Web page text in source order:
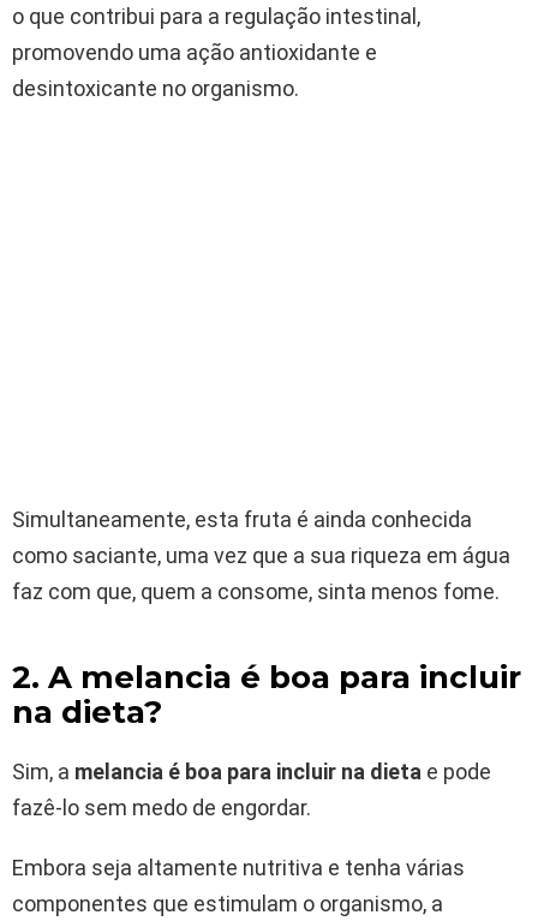
o que contribui para a regulação intestinal,
promovendo uma ação antioxidante e
desintoxicante no organismo.
Simultaneamente, esta fruta é ainda conhecida
como saciante, uma vez que a sua riqueza em água
faz com que, quem a consome, sinta menos fome.
2. A melancia é boa para incluir
na dieta?
Sim, a melancia é boa para incluir na dieta e pode
fazê-lo sem medo de engordar.
Embora seja altamente nutritiva e tenha várias
componentes que estimulam o organismo, a